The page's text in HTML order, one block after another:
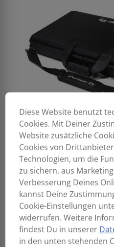
Diese Website benutzt
Cookies. Mit Deiner
Website zusätzliche
Cookies von
Technologien, um die
zu sichern, aus
Verbesserung Deines
kannst Deine
Cookie-Einstellungen
widerrufen. Weitere
findest Du in unserer
in den unten stehenden